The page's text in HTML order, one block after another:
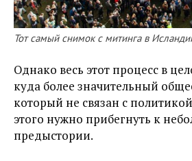
Тот самый снимок с митинга в
Однако весь этот процесс в
куда более значительный
который не связан с
этого нужно прибегнуть к
предыстории.